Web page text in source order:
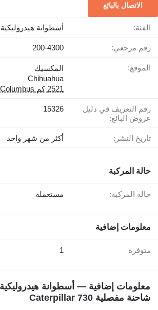
الاتصال بالبائع
الفئة: أسطوانة هيدروليكية
رقم مرجعي: 200-4300
الموقع:
المكسيك
Chihuahua
2521 كم to "United States/Columbus"
رقم التعريف في دليل
عروض البائع:
15326
تاريخ النشر: أكثر من شهر واحد
حالة المركبة
حالة المركبة: مستعملة
معلومات إضافية
متوفرة 1
شاحنة مفصلية Caterpillar 730